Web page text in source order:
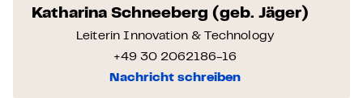
Katharina Schneeberg (geb. Jäger)
Leiterin Innovation & Technology
+49 30 2062186-16
Nachricht schreiben